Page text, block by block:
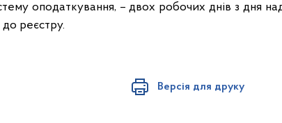
оподаткування, – двох робочих днів з дня
до реєстру.
Версія для друку